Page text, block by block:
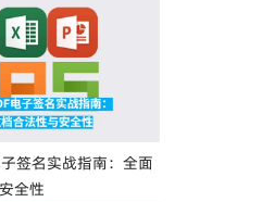
签名实战指南：全面
全性